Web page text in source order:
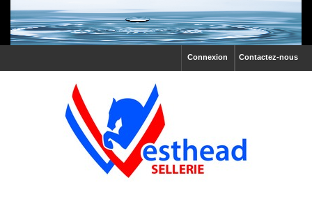
Contactez-nous
Connexion